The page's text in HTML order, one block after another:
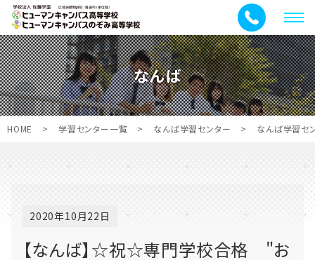
メ
ニ
ュ
ー
なんば
HOME > 学習センター一覧 > なんば学習センター > なんば学習セ
2020年10月22日
【なんば】☆祝☆専門学校合格 "お